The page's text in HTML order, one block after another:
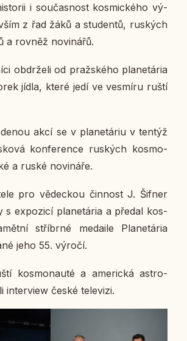
i sou­čas­nost kos­mic­ké­ho vý­
z řad žáků a stu­den­tů, rus­kých
a rovněž no­vi­ná­řů.
ob­dr­že­li od praž­ské­ho pla­ne­tária
jídla, které jedí ve vesmí­ru ruští
akcí se v pla­ne­táriu v tentýž
kon­fe­ren­ce rus­kých kos­mo­
a ruské no­vi­ná­ře.
pro vě­dec­kou čin­nost J. Šifner
s ex­po­zi­cí pla­ne­tária a předal kos­
stří­br­né me­dai­le Pla­ne­tária
jeho 55. výročí.
kos­mo­nau­té a ame­ric­ká as­t­ro­
in­ter­view české te­le­vi­zi.